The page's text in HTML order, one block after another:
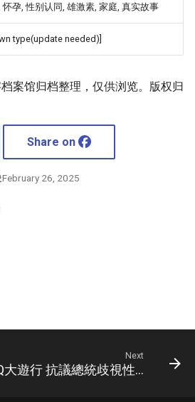
怀孕, 性别认同, 雄激素, 家庭, 真实故事
type(update needed)]
案馆归档整理，仅供浏览。版权归
Share on
February 26, 2025
Next
阿根廷LGBTQ大遊行 抗議總統歧視性政策